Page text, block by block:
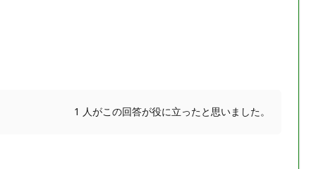
1 人がこの回答が役に立ったと思いました。